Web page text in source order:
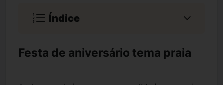
Índice
Festa de aniversário tema praia